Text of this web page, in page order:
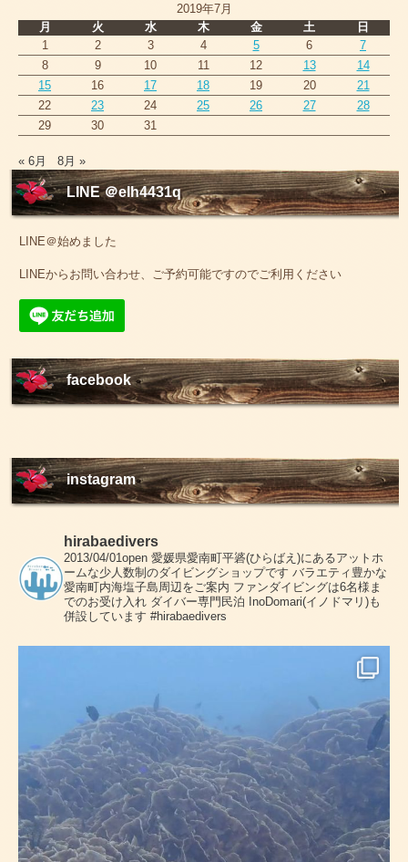
2019年7月
月
火 水 木 金 土
日
1
2 3 4 5 6
7
8
9 10 11 12 13
14
15
16 17 18 19 20
21
22
23 24 25 26 27
28
29
30 31
« 6月 8月 »
LINE ＠elh4431q
LINE＠始めました
LINEからお問い合わせ、ご予約可能ですのでご利用ください
facebook
instagram
hirabaedivers
2013/04/01open 愛媛県愛南町平碆(ひらばえ)にあるアットホ
ームな少人数制のダイビングショップです バラエティ豊かな
愛南町内海塩子島周辺をご案内 ファンダイビングは6名様ま
でのお受け入れ ダイバー専門民泊 InoDomari(イノドマリ)も
併設しています #hirabaedivers